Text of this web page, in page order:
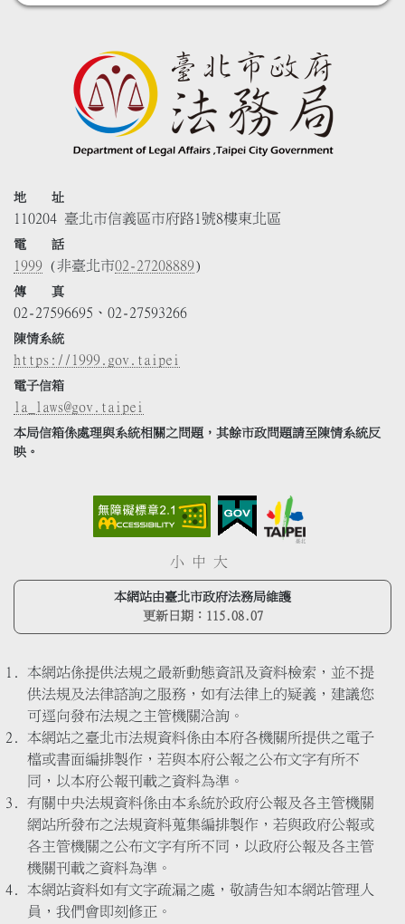
地 址
110204 臺北市信義區市府路1號8樓東北區
電 話
1999 (非臺北市02-27208889)
傳 真
02-27596695、02-27593266
陳情系統
https://1999.gov.taipei
電子信箱
la_laws@gov.taipei
本局信箱係處理與系統相關之問題，其餘市政問題請至陳情系統反
映。
小 中 大
本網站由臺北市政府法務局維護
更新日期： 115.08.07
本網站係提供法規之最新動態資訊及資料檢索，並不提
供法規及法律諮詢之服務，如有法律上的疑義，建議您
可逕向發布法規之主管機關洽詢。
本網站之臺北市法規資料係由本府各機關所提供之電子
檔或書面編排製作，若與本府公報之公布文字有所不
同，以本府公報刊載之資料為準。
有關中央法規資料係由本系統於政府公報及各主管機關
網站所發布之法規資料蒐集編排製作，若與政府公報或
各主管機關之公布文字有所不同，以政府公報及各主管
機關刊載之資料為準。
本網站資料如有文字疏漏之處，敬請告知本網站管理人
員，我們會即刻修正。